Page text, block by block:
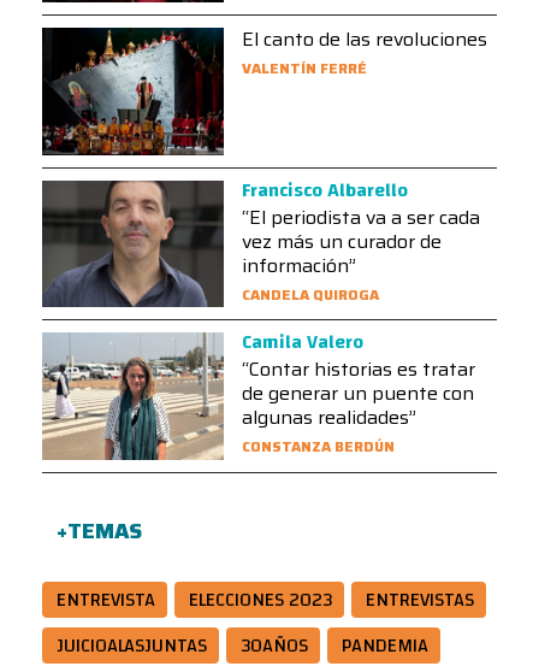
El canto de las revoluciones
VALENTÍN FERRÉ
Francisco Albarello
“El periodista va a ser cada
vez más un curador de
información”
CANDELA QUIROGA
Camila Valero
“Contar historias es tratar
de generar un puente con
algunas realidades”
CONSTANZA BERDÚN
+TEMAS
ENTREVISTA ELECCIONES 2023
ENTREVISTAS
JUICIOALASJUNTAS
30AÑOS
PANDEMIA